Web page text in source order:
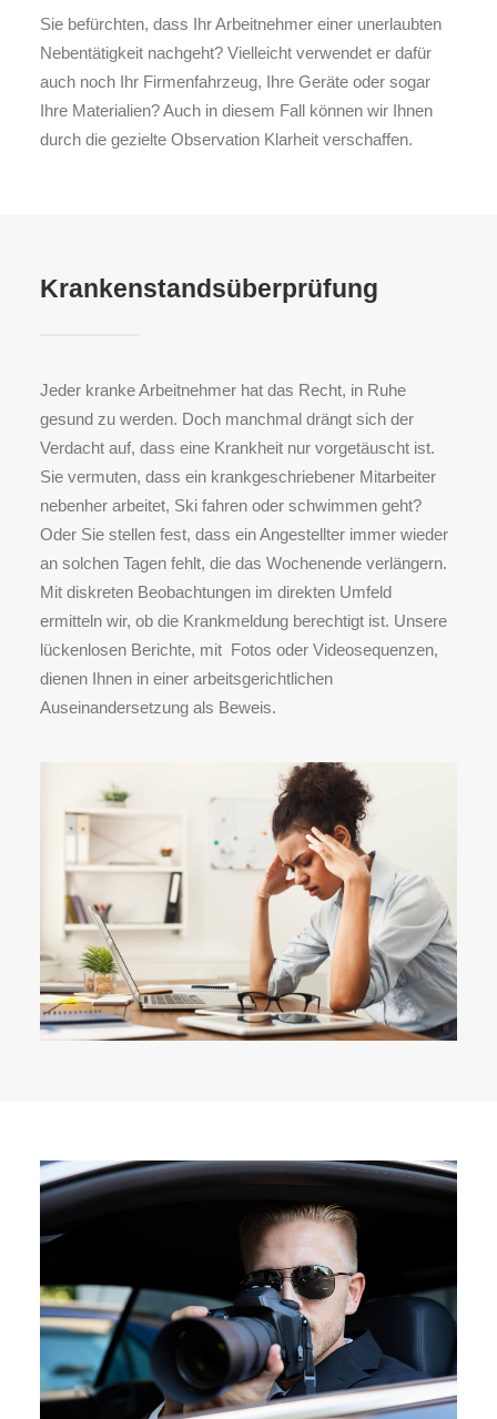
Sie befürchten, dass Ihr Arbeitnehmer einer unerlaubten
Nebentätigkeit nachgeht? Vielleicht verwendet er dafür
auch noch Ihr Firmenfahrzeug, Ihre Geräte oder sogar
Ihre Materialien? Auch in diesem Fall können wir Ihnen
durch die gezielte Observation Klarheit verschaffen.
Krankenstandsüberprüfung
Jeder kranke Arbeitnehmer hat das Recht, in Ruhe
gesund zu werden. Doch manchmal drängt sich der
Verdacht auf, dass eine Krankheit nur vorgetäuscht ist.
Sie vermuten, dass ein krankgeschriebener Mitarbeiter
nebenher arbeitet, Ski fahren oder schwimmen geht?
Oder Sie stellen fest, dass ein Angestellter immer wieder
an solchen Tagen fehlt, die das Wochenende verlängern.
Mit diskreten Beobachtungen im direkten Umfeld
ermitteln wir, ob die Krankmeldung berechtigt ist. Unsere
lückenlosen Berichte, mit Fotos oder Videosequenzen,
dienen Ihnen in einer arbeitsgerichtlichen
Auseinandersetzung als Beweis.